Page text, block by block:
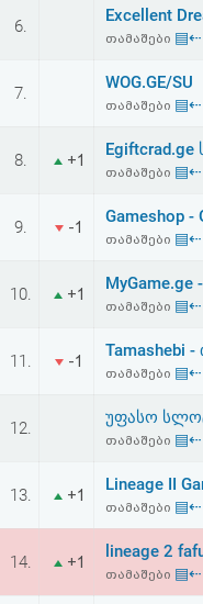
შეთანხმება
უარყოფა
6.
Excellent
თამაშები ▤⇠
7.
WOG.GE/SU
თამაშები ▤⇠
8. +1
Egiftcrad.ge
თამაშები ▤⇠
9. -1
Gameshop -
თამაშები ▤⇠
10. +1
თამაშები ▤⇠
11. -1
Tamashebi -
თამაშები ▤⇠
12.
უფასო
თამაშები ▤⇠
13. +1
Lineage II
თამაშები ▤⇠
14. +1
lineage 2
თამაშები ▤⇠